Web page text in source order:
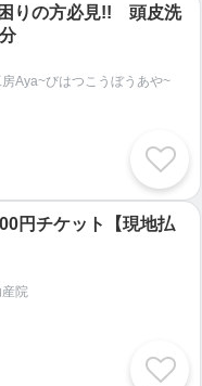
りの方必見!! 頭皮洗
分
房Aya~びはつこうぼうあや~
円チケット【現地払
院